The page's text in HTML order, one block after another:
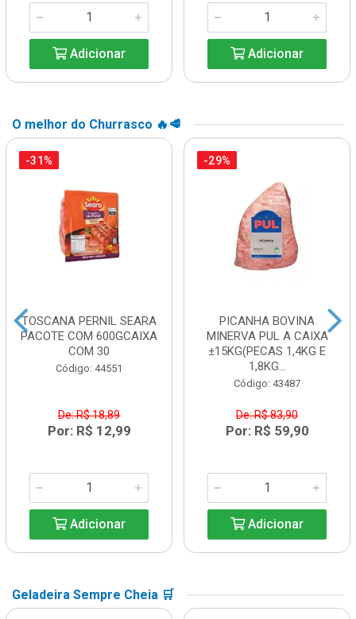
Adicionar Adicionar
O melhor do Churrasco 🔥🥩
-31%
TOSCANA PERNIL SEARA
PACOTE COM 600GCAIXA
COM 30
Código: 44551
De: R$ 18,89
Por: R$ 12,99
Adicionar
-29%
PICANHA BOVINA
MINERVA PUL A CAIXA
±15KG(PECAS 1,4KG E
1,8KG...
Código: 43487
De: R$ 83,90
Por: R$ 59,90
Adicionar
Geladeira Sempre Cheia 🛒